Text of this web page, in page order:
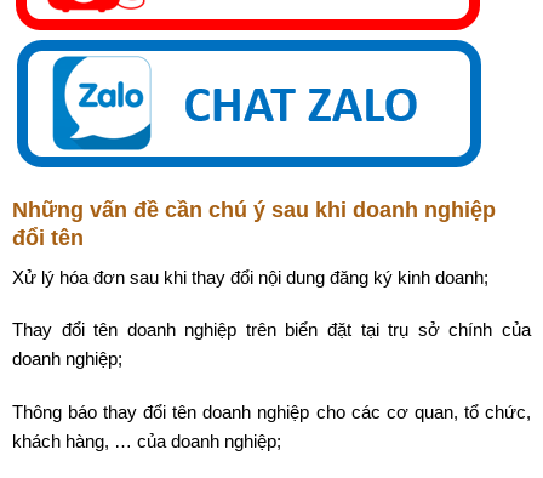
Những vấn đề cần chú ý sau khi doanh nghiệp
đổi tên
Xử lý hóa đơn sau khi thay đổi nội dung đăng ký kinh doanh;
Thay đổi tên doanh nghiệp trên biển đặt tại trụ sở chính của
doanh nghiệp;
Thông báo thay đổi tên doanh nghiệp cho các cơ quan, tổ chức,
khách hàng, … của doanh nghiệp;